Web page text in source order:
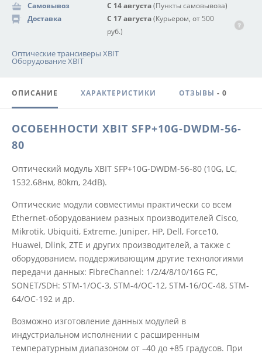
Самовывоз С 14 августа(Пункты самовывоза)
Доставка
С 17 августа(Курьером, от 500
руб.)
Оптические трансиверы XBIT
Оборудование XBIT
ОПИСАНИЕ ХАРАКТЕРИСТИКИ ОТЗЫВЫ - 0
ОСОБЕННОСТИ XBIT SFP+10G-DWDM-56-
80
Оптический модуль XBIT SFP+10G-DWDM-56-80 (10G, LC,
1532.68нм, 80km, 24dB).
Оптические модули совместимы практически со всем
Ethernet-оборудованием разных производителей Cisco,
Mikrotik, Ubiquiti, Extreme, Juniper, HP, Dell, Force10,
Huawei, Dlink, ZTE и других производителей, а также с
оборудованием, поддерживающим другие технологиями
передачи данных: FibreChannel: 1/2/4/8/10/16G FC,
SONET/SDH: STM-1/OC-3, STM-4/OC-12, STM-16/OC-48, STM-
64/OC-192 и др.
Возможно изготовление данных модулей в
индустриальном исполнении с расширенным
температурным диапазоном от –40 до +85 градусов. При